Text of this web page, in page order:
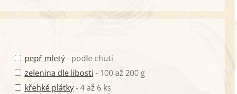
pepř mletý- podle chuti
zelenina dle libosti - 100 až 200 g
křehké plátky- 4 až 6 ks